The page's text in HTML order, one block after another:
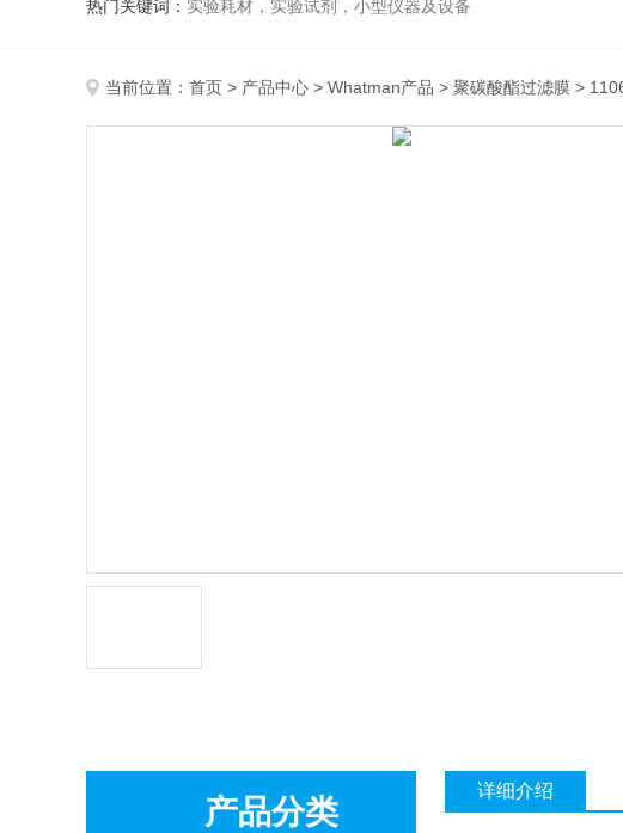
热门关键词： 实验耗材，实验试剂，小型仪器及设备
当前位置： 首页 > 产品中心 > Whatman产品 > 聚碳酸酯过滤膜 >
产品分类
详细介绍